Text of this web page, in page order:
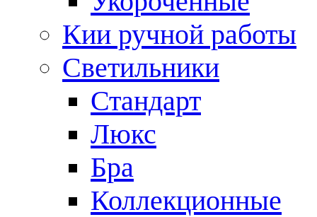
Кии ручной работы
Светильники
Стандарт
Люкс
Бра
Коллекционные